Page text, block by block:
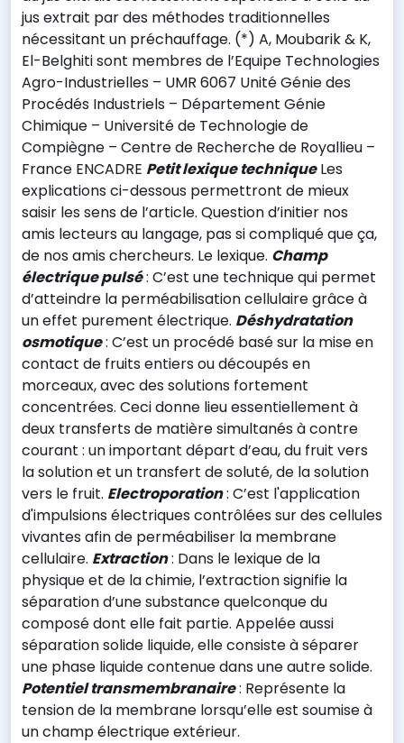
jus extrait par des méthodes traditionnelles
nécessitant un préchauffage. (*) A, Moubarik & K,
El-Belghiti sont membres de l’Equipe Technologies
Agro-Industrielles – UMR 6067 Unité Génie des
Procédés Industriels – Département Génie
Chimique – Université de Technologie de
Compiègne – Centre de Recherche de Royallieu –
France ENCADRE Petit lexique techniqueLes
explications ci-dessous permettront de mieux
saisir les sens de l’article. Question d’initier nos
amis lecteurs au langage, pas si compliqué que ça,
de nos amis chercheurs. Le lexique. Champ
électrique pulsé: C’est une technique qui permet
d’atteindre la perméabilisation cellulaire grâce à
un effet purement électrique. Déshydratation
osmotique: C’est un procédé basé sur la mise en
contact de fruits entiers ou découpés en
morceaux, avec des solutions fortement
concentrées. Ceci donne lieu essentiellement à
deux transferts de matière simultanés à contre
courant : un important départ d’eau, du fruit vers
la solution et un transfert de soluté, de la solution
vers le fruit. Electroporation: C’est l'application
d'impulsions électriques contrôlées sur des cellules
vivantes afin de perméabiliser la membrane
cellulaire. Extraction: Dans le lexique de la
physique et de la chimie, l’extraction signifie la
séparation d’une substance quelconque du
composé dont elle fait partie. Appelée aussi
séparation solide liquide, elle consiste à séparer
une phase liquide contenue dans une autre solide.
Potentiel transmembranaire: Représente la
tension de la membrane lorsqu’elle est soumise à
un champ électrique extérieur.